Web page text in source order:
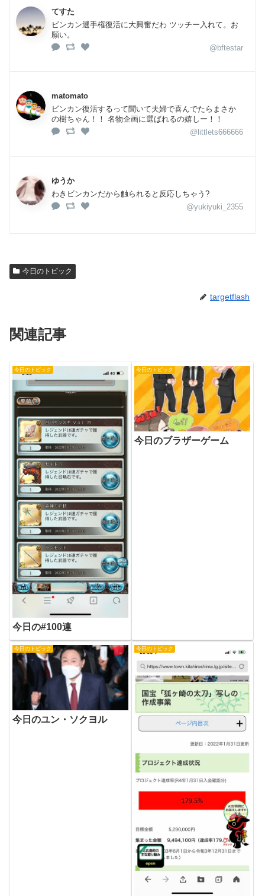
てすた
ビンカン選手権復活に大興奮だわ ツッチー入れて。お
願い。
@bftestar
matomato
ビンカン復活するって聞いて夫婦で喜んでたらまさか
の樹ちゃん！！ 名物企画に選ばれるの嬉しー！！
@littlets666666
ゆうか
わきビンカンだから触られると反応しちゃう?
@yukiyuki_2355
今日のトピック
targetflash
関連記事
今日のトピック
今日の#100連
今日のトピック
今日のブラザーゲーム
今日のトピック
今日のユン・ソクヨル
今日のトピック